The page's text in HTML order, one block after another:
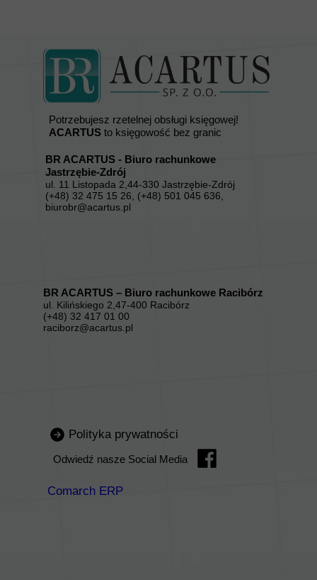
Polityka prywatności
Potrzebujesz rzetelnej obsługi księgowej!
ACARTUS to księgowość bez granic
BR ACARTUS - Biuro rachunkowe
Jastrzębie-Zdrój
ul. 11 Listopada 2,44-330 Jastrzębie-Zdrój
(+48) 32 475 15 26, (+48) 501 045 636,
biurobr@acartus.pl
BR ACARTUS – Biuro rachunkowe Racibórz
ul. Kilińskiego 2,47-400 Racibórz
(+48) 32 417 01 00
raciborz@acartus.pl
Odwiedź nasze Social Media
Comarch ERP